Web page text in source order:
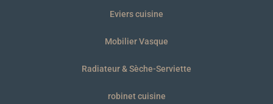
Eviers cuisine
Mobilier Vasque
Radiateur & Sèche-Serviette
robinet cuisine